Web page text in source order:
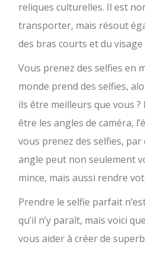
reliques culturelles. Il est
transporter, mais résout
des bras courts et du
Vous prenez des selfies en
monde prend des selfies,
ils être meilleurs que vous
être les angles de caméra,
vous prenez des selfies,
angle peut non seulement
mince, mais aussi rendre
Prendre le selfie parfait
qu’il n’y paraît, mais voici
vous aider à créer de